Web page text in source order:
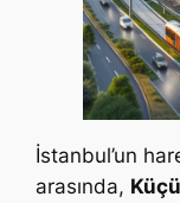
İstanbul’un
arasında,